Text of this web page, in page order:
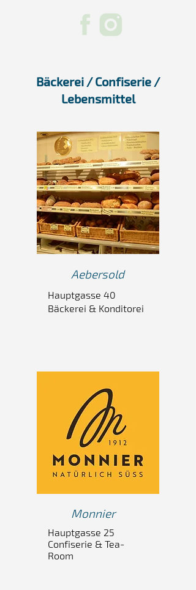
Bäckerei / Confiserie /
Lebensmittel
Aebersold
Hauptgasse 40
Bäckerei & Konditorei
Monnier
Hauptgasse 25
Confiserie & Tea-
Room